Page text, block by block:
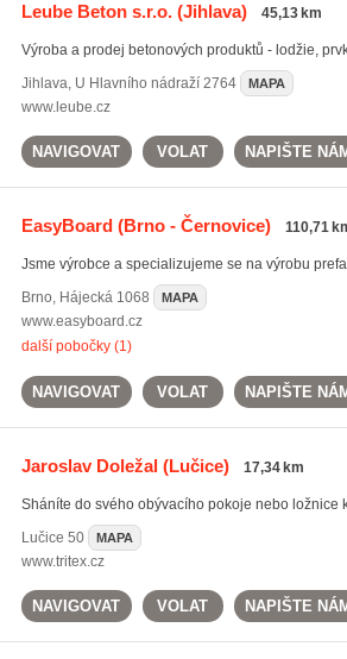
Leube Beton s.r.o.(Jihlava) 45,13 km
Výroba a prodej betonových produktů - lodžie,
Jihlava, U Hlavního nádraží 2764 MAPA
www.leube.cz
NAVIGOVAT VOLAT NAPIŠTE
EasyBoard(Brno - Černovice) 110,71
Jsme výrobce a specializujeme se na výrobu
Brno, Hájecká 1068 MAPA
www.easyboard.cz
další pobočky (1)
NAVIGOVAT VOLAT NAPIŠTE
Jaroslav Doležal(Lučice) 17,34 km
Sháníte do svého obývacího pokoje nebo ložnice
Lučice 50 MAPA
www.tritex.cz
NAVIGOVAT VOLAT NAPIŠTE